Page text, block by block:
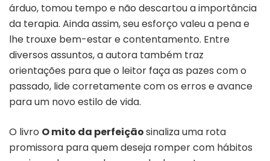
árduo, tomou tempo e não descartou a importância
da terapia. Ainda assim, seu esforço valeu a pena e
lhe trouxe bem-estar e contentamento. Entre
diversos assuntos, a autora também traz
orientações para que o leitor faça as pazes com o
passado, lide corretamente com os erros e avance
para um novo estilo de vida.
O livro O mito da perfeiçãosinaliza uma rota
promissora para quem deseja romper com hábitos